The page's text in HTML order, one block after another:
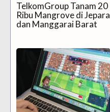
TelkomGroup Tanam 20
Ribu Mangrove di Jepara
dan Manggarai Barat